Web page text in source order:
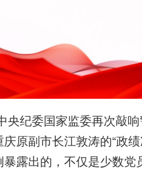
央纪委国家监委再次敲
原副市长江敦涛的“政
露出的，不仅是少数